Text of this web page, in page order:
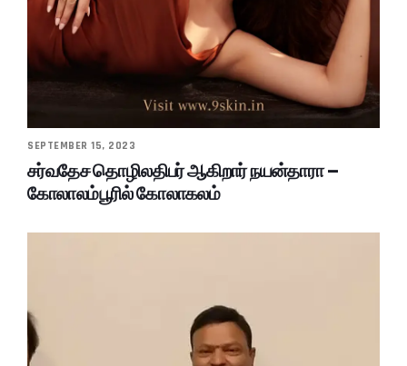
SEPTEMBER 15, 2023
சர்வதேச தொழிலதிபர் ஆகிறார் நயன்தாரா –
கோலாலம்பூரில் கோலாகலம்